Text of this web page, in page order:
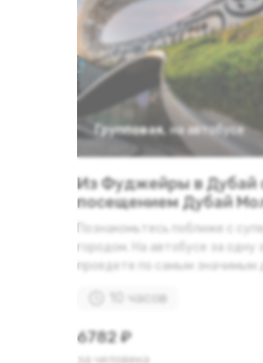
Групповая, на автобусе
Из Фуджейры в Дубай
посещением Дубай
Познакомьтесь поближе с
городом. На автобусе за одну
проедете по самым значимым
10 часов
6782 ₽
за человека